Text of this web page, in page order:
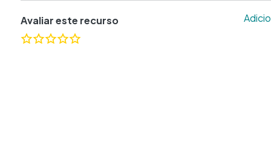
Avaliar este recurso